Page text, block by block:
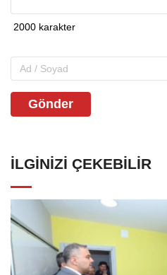
Gönder
İLGINIZI ÇEKEBILIR